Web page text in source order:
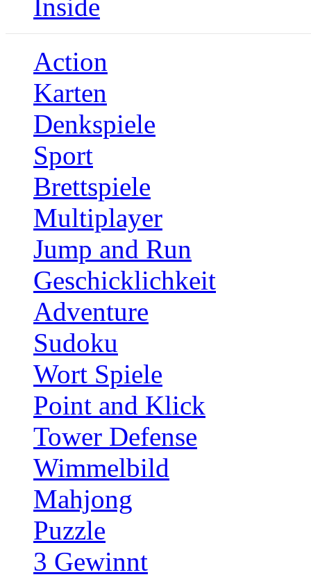
Inside
Action
Karten
Denkspiele
Sport
Brettspiele
Multiplayer
Jump and Run
Geschicklichkeit
Adventure
Sudoku
Wort Spiele
Point and Klick
Tower Defense
Wimmelbild
Mahjong
Puzzle
3 Gewinnt